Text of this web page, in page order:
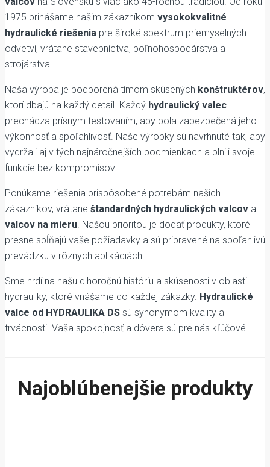
1975 prinášame našim zákazníkom vysokokvalitné
hydraulické riešenia pre široké spektrum priemyselných
odvetví, vrátane stavebníctva, poľnohospodárstva a
strojárstva.
Naša výroba je podporená tímom skúsených konštruktérov,
ktorí dbajú na každý detail. Každý hydraulický valec
prechádza prísnym testovaním, aby bola zabezpečená jeho
výkonnosť a spoľahlivosť. Naše výrobky sú navrhnuté tak, aby
vydržali aj v tých najnáročnejších podmienkach a plnili svoje
funkcie bez kompromisov.
Ponúkame riešenia prispôsobené potrebám našich
zákazníkov, vrátane štandardných hydraulických valcov a
valcov na mieru . Našou prioritou je dodať produkty, ktoré
presne spĺňajú vaše požiadavky a sú pripravené na spoľahlivú
prevádzku v rôznych aplikáciách.
Sme hrdí na našu dlhoročnú históriu a skúsenosti v oblasti
hydrauliky, ktoré vnášame do každej zákazky. Hydraulické
valce od HYDRAULIKA DS sú synonymom kvality a
trvácnosti. Vaša spokojnosť a dôvera sú pre nás kľúčové.
Najoblúbenejšie produkty